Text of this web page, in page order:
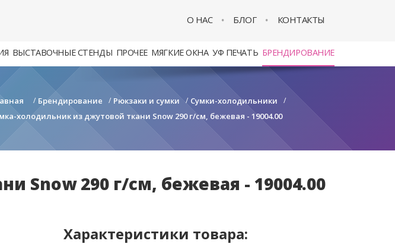
О НАС БЛОГ КОНТАКТЫ
ВЫСТАВОЧНЫЕ СТЕНДЫ ПРОЧЕЕ МЯГКИЕ ОКНА УФ ПЕЧАТЬ БРЕНДИРОВАНИЕ
/ Брендирование / Рюкзаки и сумки / Сумки-холодильники /
холодильник из джутовой ткани Snow 290 г/см, бежевая - 19004.00
Snow 290 г/см, бежевая - 19004.00
Характеристики товара: